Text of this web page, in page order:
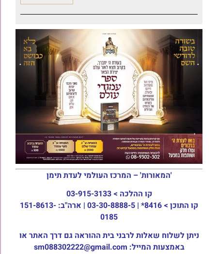
'המאורות' – המרכז העולמי לעדת תימן
קו ההלכה > 03-915-3133
קו התוכן >
8416* | 03-30-8888-5 | ארה"ב: 151-8613-
0185
ניתן לשלוח שאלות לרבני בית ההוראה גם דרך האתר או
באמצעות המייל: sm088302222@gmail.com